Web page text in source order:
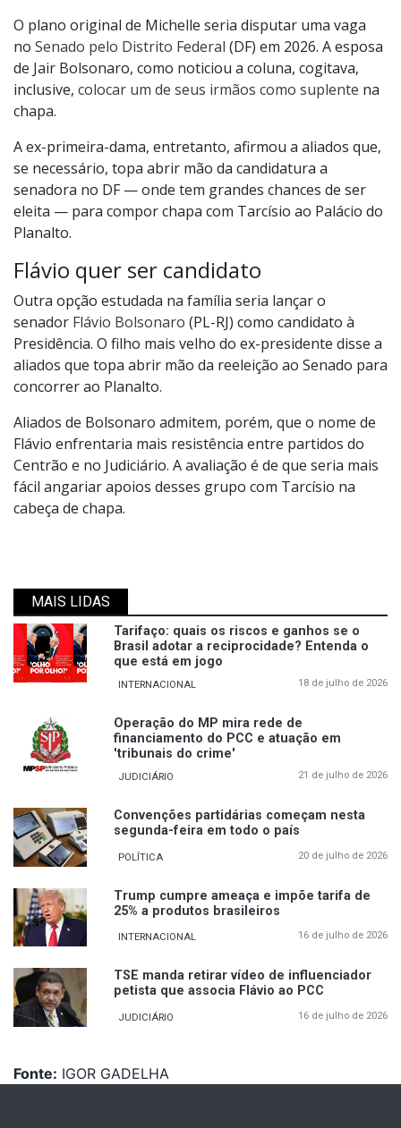
O plano original de Michelle seria disputar uma vaga
no Senado pelo Distrito Federal (DF) em 2026. A esposa
de Jair Bolsonaro, como noticiou a coluna, cogitava,
inclusive, colocar um de seus irmãos como suplente na
chapa.
A ex-primeira-dama, entretanto, afirmou a aliados que,
se necessário, topa abrir mão da candidatura a
senadora no DF — onde tem grandes chances de ser
eleita — para compor chapa com Tarcísio ao Palácio do
Planalto.
Flávio quer ser candidato
Outra opção estudada na família seria lançar o
senador Flávio Bolsonaro (PL-RJ) como candidato à
Presidência. O filho mais velho do ex-presidente disse a
aliados que topa abrir mão da reeleição ao Senado para
concorrer ao Planalto.
Aliados de Bolsonaro admitem, porém, que o nome de
Flávio enfrentaria mais resistência entre partidos do
Centrão e no Judiciário. A avaliação é de que seria mais
fácil angariar apoios desses grupo com Tarcísio na
cabeça de chapa.
MAIS LIDAS
Tarifaço: quais os riscos e ganhos se o
Brasil adotar a reciprocidade? Entenda o
que está em jogo
INTERNACIONAL 18 de julho de 2026
Operação do MP mira rede de
financiamento do PCC e atuação em
'tribunais do crime'
JUDICIÁRIO 21 de julho de 2026
Convenções partidárias começam nesta
segunda-feira em todo o país
POLÍTICA 20 de julho de 2026
Trump cumpre ameaça e impõe tarifa de
25% a produtos brasileiros
INTERNACIONAL 16 de julho de 2026
TSE manda retirar vídeo de influenciador
petista que associa Flávio ao PCC
JUDICIÁRIO 16 de julho de 2026
Fonte: IGOR GADELHA